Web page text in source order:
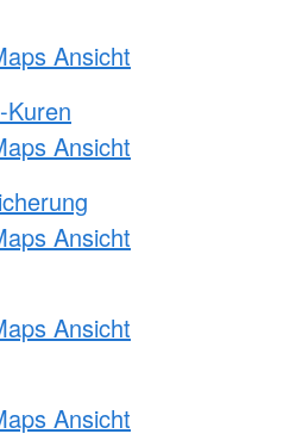
Ansicht
Ansicht
Ansicht
Ansicht
Ansicht